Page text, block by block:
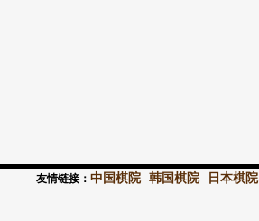
友情链接： 中国棋院 韩国棋院 日本棋院